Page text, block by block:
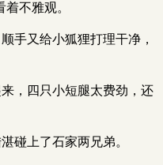
不雅观。
手又给小狐狸打理干净，
，四只小短腿太费劲，还
碰上了石家两兄弟。